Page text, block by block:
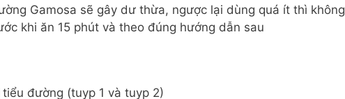
Gamosa sẽ gây dư thừa, ngược lại dùng quá ít thì
khi ăn 15 phút và theo đúng hướng dẫn sau
đường (tuyp 1 và tuyp 2)